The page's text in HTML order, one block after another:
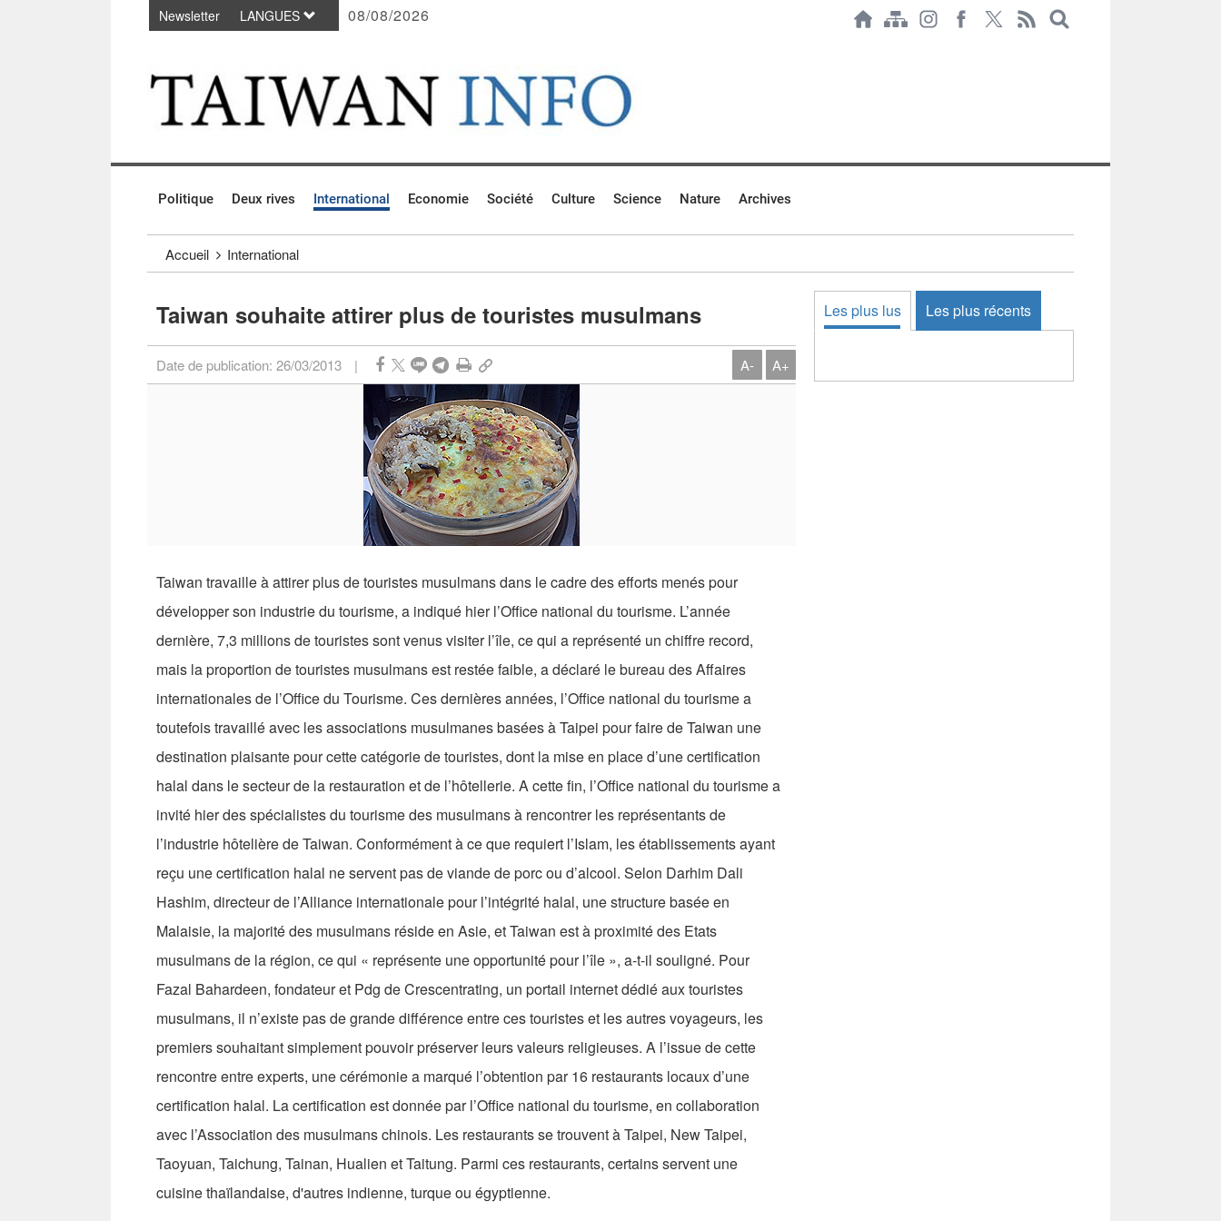
Passer au contenu principal
Newsletter LANGUES 08/08/2026
Politique Deux rives International Economie Société Culture Science Nature Archives
Accueil International
Taiwan souhaite attirer plus de touristes musulmans
Date de publication: 26/03/2013 | A- A+
Taiwan travaille à attirer plus de touristes musulmans dans le cadre des efforts menés pour
développer son industrie du tourisme, a indiqué hier l’Office national du tourisme. L’année
dernière, 7,3 millions de touristes sont venus visiter l’île, ce qui a représenté un chiffre record,
mais la proportion de touristes musulmans est restée faible, a déclaré le bureau des Affaires
internationales de l’Office du Tourisme. Ces dernières années, l’Office national du tourisme a
toutefois travaillé avec les associations musulmanes basées à Taipei pour faire de Taiwan une
destination plaisante pour cette catégorie de touristes, dont la mise en place d’une certification
halal dans le secteur de la restauration et de l’hôtellerie. A cette fin, l’Office national du tourisme a
invité hier des spécialistes du tourisme des musulmans à rencontrer les représentants de
l’industrie hôtelière de Taiwan. Conformément à ce que requiert l’Islam, les établissements ayant
reçu une certification halal ne servent pas de viande de porc ou d’alcool. Selon Darhim Dali
Hashim, directeur de l’Alliance internationale pour l’intégrité halal, une structure basée en
Malaisie, la majorité des musulmans réside en Asie, et Taiwan est à proximité des Etats
musulmans de la région, ce qui « représente une opportunité pour l’île », a-t-il souligné. Pour
Fazal Bahardeen, fondateur et Pdg de Crescentrating, un portail internet dédié aux touristes
musulmans, il n’existe pas de grande différence entre ces touristes et les autres voyageurs, les
premiers souhaitant simplement pouvoir préserver leurs valeurs religieuses. A l’issue de cette
rencontre entre experts, une cérémonie a marqué l’obtention par 16 restaurants locaux d’une
certification halal. La certification est donnée par l’Office national du tourisme, en collaboration
avec l’Association des musulmans chinois. Les restaurants se trouvent à Taipei, New Taipei,
Taoyuan, Taichung, Tainan, Hualien et Taitung. Parmi ces restaurants, certains servent une
cuisine thaïlandaise, d'autres indienne, turque ou égyptienne.
Les plus lus Les plus récents